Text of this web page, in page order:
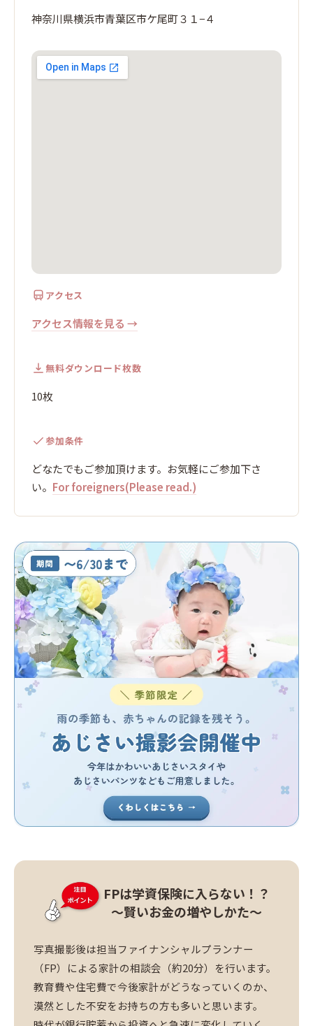
神奈川県横浜市青葉区市ケ尾町３１−４
アクセス
アクセス情報を見る →
無料ダウンロード枚数
10枚
参加条件
どなたでもご参加頂けます。お気軽にご参加下さ
い。 For foreigners(Please read.)
FPは学資保険に入らない！？
～賢いお金の増やしかた～
写真撮影後は担当ファイナンシャルプランナー
（FP）による家計の相談会（約20分）を行います。
教育費や住宅費で今後家計がどうなっていくのか、
漠然とした不安をお持ちの方も多いと思います。